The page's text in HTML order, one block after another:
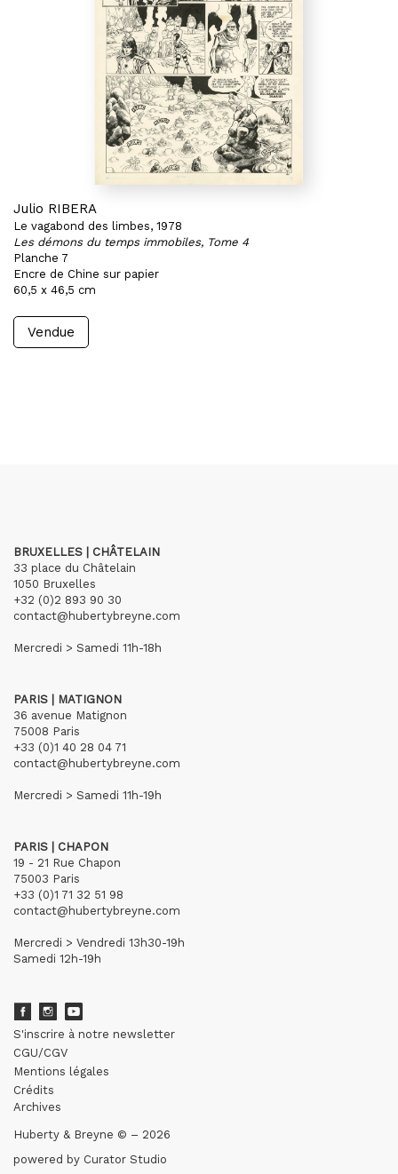
Julio RIBERA
Le vagabond des limbes, 1978
Les démons du temps immobiles, Tome 4
Planche 7
Encre de Chine sur papier
60,5 x 46,5 cm
Vendue
BRUXELLES | CHÂTELAIN
33 place du Châtelain
1050 Bruxelles
+32 (0)2 893 90 30
contact@hubertybreyne.com
Mercredi > Samedi 11h-18h
PARIS | MATIGNON
36 avenue Matignon
75008 Paris
+33 (0)1 40 28 04 71
contact@hubertybreyne.com
Mercredi > Samedi 11h-19h
PARIS | CHAPON
19 - 21 Rue Chapon
75003 Paris
+33 (0)1 71 32 51 98
contact@hubertybreyne.com
Mercredi > Vendredi 13h30-19h
Samedi 12h-19h
S'inscrire à notre newsletter
CGU/CGV
Mentions légales
Crédits
Archives
Huberty & Breyne © – 2026
powered by Curator Studio